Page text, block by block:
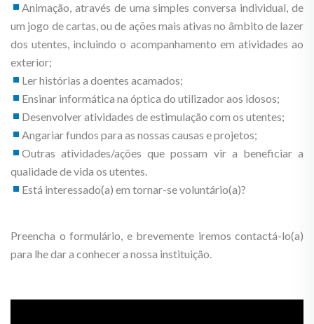
Animação, através de uma simples conversa individual, de
um jogo de cartas, ou de ações mais ativas no âmbito de lazer
dos utentes, incluindo o acompanhamento em atividades ao
exterior;
Ler histórias a doentes acamados;
Ensinar informática na óptica do utilizador aos idosos;
Desenvolver atividades de estimulação com os utentes;
Angariar fundos para as nossas causas e projetos;
Outras atividades/ações que possam vir a beneficiar a
qualidade de vida os utentes.
Está interessado(a) em tornar-se voluntário(a)?
Preencha o formulário, e brevemente iremos contactá-lo(a)
para lhe dar a conhecer a nossa instituição.